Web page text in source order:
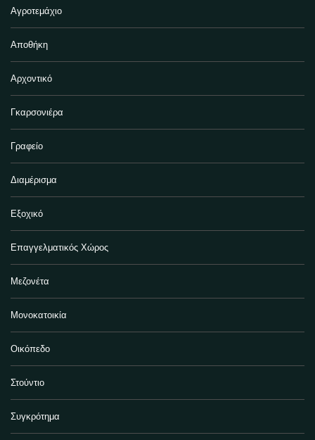
Αγροτεμάχιο
Αποθήκη
Αρχοντικό
Γκαρσονιέρα
Γραφείο
Διαμέρισμα
Εξοχικό
Επαγγελματικός Χώρος
Μεζονέτα
Μονοκατοικία
Οικόπεδο
Στούντιο
Συγκρότημα